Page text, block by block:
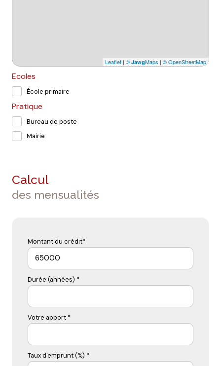
Leaflet | © JawgMaps | © OpenStreetMap
Ecoles
École primaire
Pratique
Bureau de poste
Mairie
Calcul
des mensualités
Montant du crédit*
Durée (années) *
Votre apport *
Taux d'emprunt (%) *